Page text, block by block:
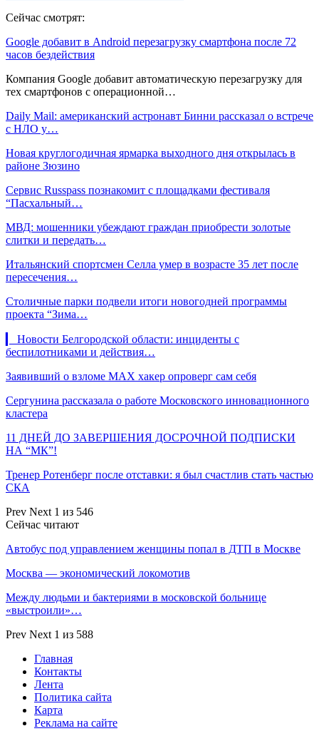
Сейчас смотрят:
Google добавит в Android перезагрузку смартфона после 72
часов бездействия
Компания Google добавит автоматическую перезагрузку для
тех смартфонов с операционной…
Daily Mail: американский астронавт Бинни рассказал о встрече
с НЛО у…
Новая круглогодичная ярмарка выходного дня открылась в
районе Зюзино
Сервис Russpass познакомит с площадками фестиваля
“Пасхальный…
МВД: мошенники убеждают граждан приобрести золотые
слитки и передать…
Итальянский спортсмен Селла умер в возрасте 35 лет после
пересечения…
Столичные парки подвели итоги новогодней программы
проекта “Зима…
▎ Новости Белгородской области: инциденты с
беспилотниками и действия…
Заявивший о взломе MAX хакер опроверг сам себя
Сергунина рассказала о работе Московского инновационного
кластера
11 ДНЕЙ ДО ЗАВЕРШЕНИЯ ДОСРОЧНОЙ ПОДПИСКИ
НА “МК”!
Тренер Ротенберг после отставки: я был счастлив стать частью
СКА
Prev Next 1 из 546
Сейчас читают
Автобус под управлением женщины попал в ДТП в Москве
Москва — экономический локомотив
Между людьми и бактериями в московской больнице
«выстроили»…
Prev Next 1 из 588
Главная
Контакты
Лента
Политика сайта
Карта
Реклама на сайте